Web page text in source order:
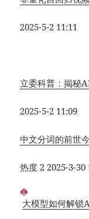
2025-5-2 11:11
立委科普：揭秘
2025-5-2 11:09
中文分词的前世
热度 2 2025-3-30
大模型如何解锁